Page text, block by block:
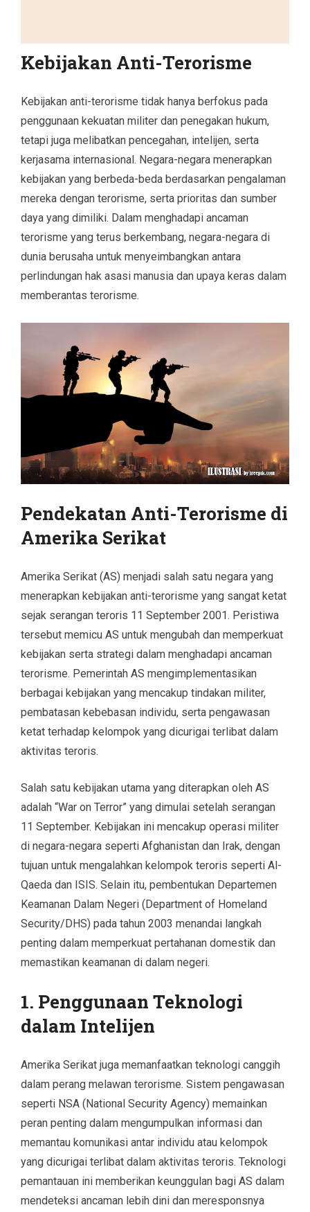
Kebijakan Anti-Terorisme
Kebijakan anti-terorisme tidak hanya berfokus pada
penggunaan kekuatan militer dan penegakan hukum,
tetapi juga melibatkan pencegahan, intelijen, serta
kerjasama internasional. Negara-negara menerapkan
kebijakan yang berbeda-beda berdasarkan pengalaman
mereka dengan terorisme, serta prioritas dan sumber
daya yang dimiliki. Dalam menghadapi ancaman
terorisme yang terus berkembang, negara-negara di
dunia berusaha untuk menyeimbangkan antara
perlindungan hak asasi manusia dan upaya keras dalam
memberantas terorisme.
Pendekatan Anti-Terorisme di
Amerika Serikat
Amerika Serikat (AS) menjadi salah satu negara yang
menerapkan kebijakan anti-terorisme yang sangat ketat
sejak serangan teroris 11 September 2001. Peristiwa
tersebut memicu AS untuk mengubah dan memperkuat
kebijakan serta strategi dalam menghadapi ancaman
terorisme. Pemerintah AS mengimplementasikan
berbagai kebijakan yang mencakup tindakan militer,
pembatasan kebebasan individu, serta pengawasan
ketat terhadap kelompok yang dicurigai terlibat dalam
aktivitas teroris.
Salah satu kebijakan utama yang diterapkan oleh AS
adalah “War on Terror” yang dimulai setelah serangan
11 September. Kebijakan ini mencakup operasi militer
di negara-negara seperti Afghanistan dan Irak, dengan
tujuan untuk mengalahkan kelompok teroris seperti Al-
Qaeda dan ISIS. Selain itu, pembentukan Departemen
Keamanan Dalam Negeri (Department of Homeland
Security/DHS) pada tahun 2003 menandai langkah
penting dalam memperkuat pertahanan domestik dan
memastikan keamanan di dalam negeri.
1. Penggunaan Teknologi
dalam Intelijen
Amerika Serikat juga memanfaatkan teknologi canggih
dalam perang melawan terorisme. Sistem pengawasan
seperti NSA (National Security Agency) memainkan
peran penting dalam mengumpulkan informasi dan
memantau komunikasi antar individu atau kelompok
yang dicurigai terlibat dalam aktivitas teroris. Teknologi
pemantauan ini memberikan keunggulan bagi AS dalam
mendeteksi ancaman lebih dini dan meresponsnya